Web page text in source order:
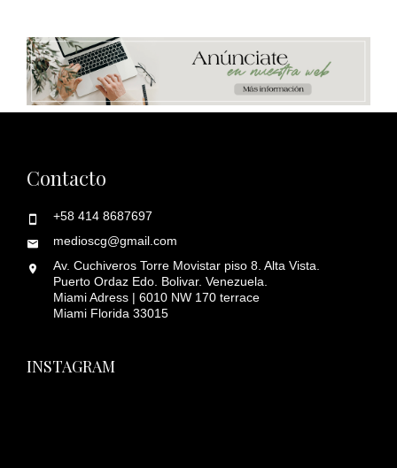
Contacto
+58 414 8687697
medioscg@gmail.com
Av. Cuchiveros Torre Movistar piso 8. Alta Vista.
Puerto Ordaz Edo. Bolivar. Venezuela.
Miami Adress | 6010 NW 170 terrace
Miami Florida 33015
INSTAGRAM